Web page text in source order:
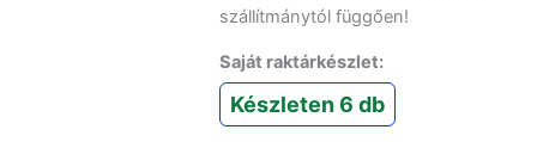
szállítmánytól függően!
Saját raktárkészlet:
Készleten 6 db